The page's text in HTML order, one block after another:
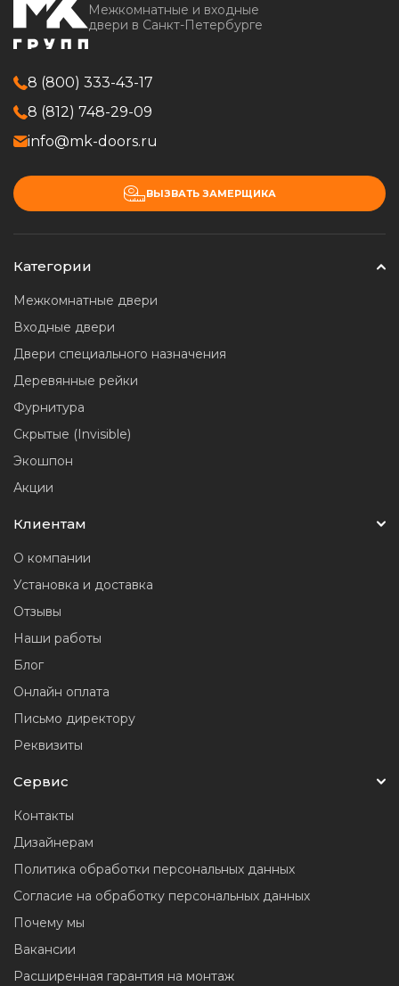
Межкомнатные и входные
двери в Санкт-Петербурге
8 (800) 333-43-17
8 (812) 748-29-09
info@mk-doors.ru
ВЫЗВАТЬ ЗАМЕРЩИКА
Категории
Межкомнатные двери
Входные двери
Двери специального назначения
Деревянные рейки
Фурнитура
Скрытые (Invisible)
Экошпон
Акции
Клиентам
О компании
Установка и доставка
Отзывы
Наши работы
Блог
Онлайн оплата
Письмо директору
Реквизиты
Сервис
Контакты
Дизайнерам
Политика обработки персональных данных
Согласие на обработку персональных данных
Почему мы
Вакансии
Расширенная гарантия на монтаж